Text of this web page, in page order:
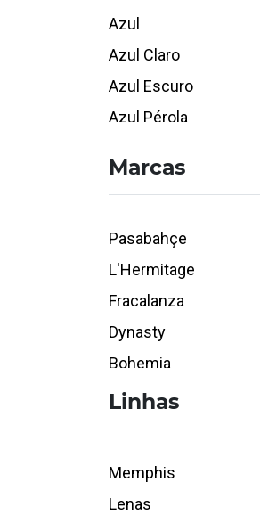
Objetos
Azul
Azul Claro
Azul Escuro
Azul Pérola
Azul Turquesa
Branco
Caramelo
Cinza
Cobre
Colorido
Creme
Dourado
Marcas
Pasabahçe
L'Hermitage
Fracalanza
Dynasty
Bohemia
Linhas
Memphis
Lenas